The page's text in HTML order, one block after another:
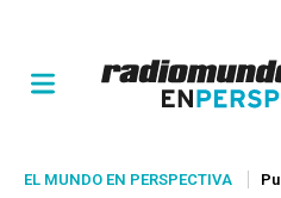
EL MUNDO EN PERSPECTIVA